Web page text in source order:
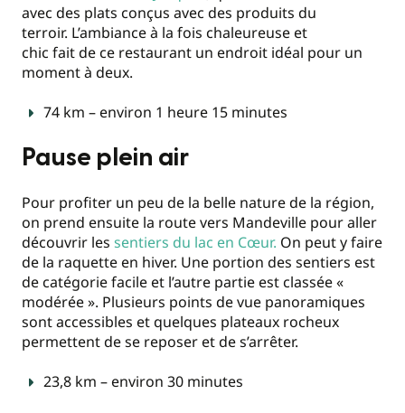
avec des plats conçus avec des produits du
terroir. L’ambiance à la fois chaleureuse et
chic fait de ce restaurant un endroit idéal pour un
moment à deux.
74 km – environ 1 heure 15 minutes
Pause plein air
Pour profiter un peu de la belle nature de la région,
on prend ensuite la route vers Mandeville pour aller
découvrir les sentiers du lac en Cœur. On peut y faire
de la raquette en hiver. Une portion des sentiers est
de catégorie facile et l’autre partie est classée «
modérée ». Plusieurs points de vue panoramiques
sont accessibles et quelques plateaux rocheux
permettent de se reposer et de s’arrêter.
23,8 km – environ 30 minutes